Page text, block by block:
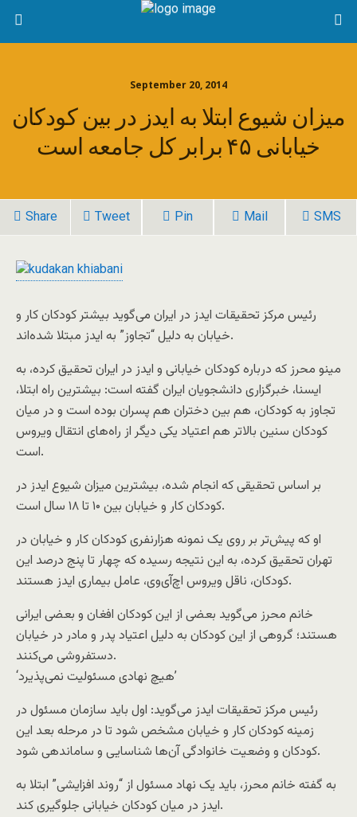
September 20, 2014
میزان شیوع ابتلا به ایدز در بین کودکان
خیابانی ۴۵ برابر کل جامعه است
Share Tweet Pin Mail SMS
رئیس مرکز تحقیقات ایدز در ایران می‌گوید بیشتر کودکان کار و
خیابان به دلیل “تجاوز” به ایدز مبتلا شده‌اند.
مینو محرز که درباره کودکان خیابانی و ایدز در ایران تحقیق کرده، به
ایسنا، خبرگزاری دانشجویان ایران گفته است: بیشترین راه ابتلا،
تجاوز به کودکان، هم بین دختران هم پسران بوده است و در میان
کودکان سنین بالا‌تر هم اعتیاد یکی دیگر از راه‌های انتقال ویروس
است.
بر اساس تحقیقی که انجام شده، بیشترین میزان شیوع ایدز در
کودکان کار و خیابان بین ۱۰ تا ۱۸ سال است.
او که پیش‌تر بر روی یک نمونه هزارنفری کودکان کار و خیابان در
تهران تحقیق کرده، به این نتیجه رسیده که چهار تا پنج درصد این
کودکان، ناقل ویروس اچ‌آی‌وی، عامل بیماری ایدز هستند.
خانم محرز می‌گوید بعضی از این کودکان افغان و بعضی ایرانی
هستند؛ گروهی از این کودکان به دلیل اعتیاد پدر و مادر در خیابان
دستفروشی می‌کنند.
‘هیچ نهادی مسئولیت نمی‌پذیرد’
رئیس مرکز تحقیقات ایدز می‌گوید: اول باید سازمان مسئول در
زمینه کودکان کار و خیابان مشخص شود تا در مرحله بعد این
کودکان و وضعیت خانوادگی آن‌ها شناسایی و ساماندهی شود.
به گفته خانم محرز، باید یک نهاد مسئول از “روند افزایشی” ابتلا به
ایدز در میان کودکان خیابانی جلوگیری کند.